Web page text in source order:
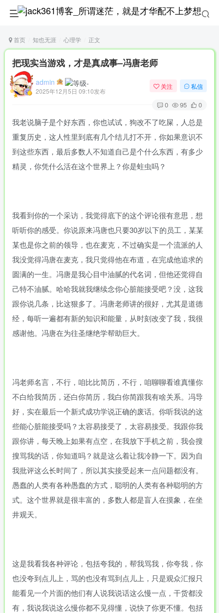
首页 知也无涯 心理学 正文
把现实当游戏，才是真成事–冯唐老师
admin
2025年12月5日 09:10发布
关注 私信
0 95 0
我老说脑子是个好东西，你也试试，狗改不了吃屎，人总是
重复历史，这人性里到底有几个结儿打不开，你如果意识不
到这些东西，最后多数人不知道自己是个什么东西，有多少
精灵，你凭什么活在这个世界上？你是蛀虫吗？
我看到你的一个采访，我觉得底下的这个评论很有意思，想
听听你的感受。你说原来冯唐也只要30岁以下的员工，某某
某也是你之前的领导，也在麦克，不过确实是一个流派的人
我没觉得冯唐在麦克，我只觉得他在布道，在完成他追求的
圆满的一生。冯唐是我心目中油腻的代名词，但他还觉得自
己特不油腻。哈哈我就我继续念你心脏能接受吧？没，这我
跟你说几条，比这狠多了。冯唐老师讲的很好，尤其是道德
经，每听一遍都有新的知识和能量，从时刻改变了我，我很
感谢他。冯唐在为往圣继绝学帮助巨大。
冯老师名言，不行，咱比比简历，不行，咱聊聊看谁真懂你
不白给我简历，还白你简历，我白你简跟我有啥关系。冯导
好，实在最后一个新式成功学说正确的废话。你听我说的这
些能心脏能接受吗？太容易接受了，太容易接受。我跟你我
跟你讲，每天晚上如果有点空，在我放下手机之前，我会搜
搜骂我的话，你知道吗？就是这么着让我冷静一下。因为自
我批评这么长时间了，所以其实接受起来一点问题都没有。
愚蠢的人类有各种愚蠢的方式，聪明的人类有各种聪明的方
式。这个世界就是很丰富的，多数人都是盲人在摸象，在坐
井观天。
这是我看我各种评论，包括夸我的，帮我骂我，你夸我，你
也没夸到点儿上，骂的也没有骂到点儿上，只是观众汇报只
能看见一个片面的他们有人说我说话这么慢一点，干货都没
有，我说我说这么慢你都不见得懂，说快了你更不懂。包括